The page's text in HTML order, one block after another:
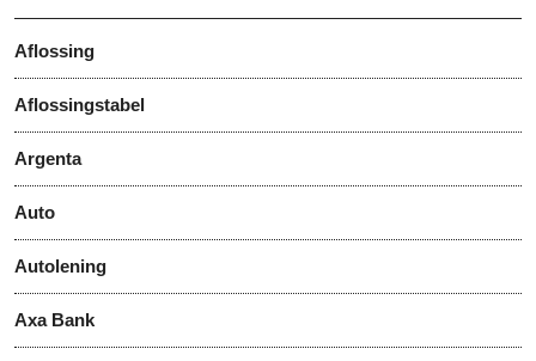
Aflossing
Aflossingstabel
Argenta
Auto
Autolening
Axa Bank